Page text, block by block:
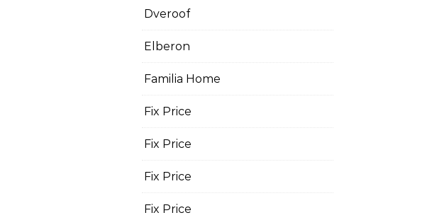
Dveroof
Elberon
Familia Home
Fix Price
Fix Price
Fix Price
Fix Price